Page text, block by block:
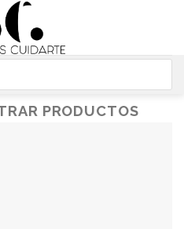
PRODUCTOS